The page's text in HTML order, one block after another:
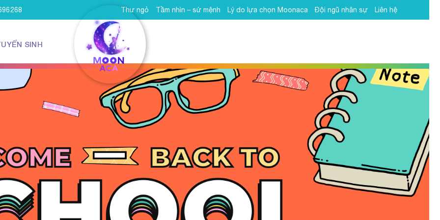
Thư ngỏ Tầm nhìn – sứ mệnh Lý do lựa chọn Moonaca Đội ngũ nhân sự Liên hệ
SINH